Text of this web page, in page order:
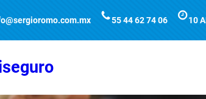
55 44 62 74 06 10